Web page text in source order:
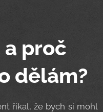
a proč
dělám?
říkal, že bych si mohl